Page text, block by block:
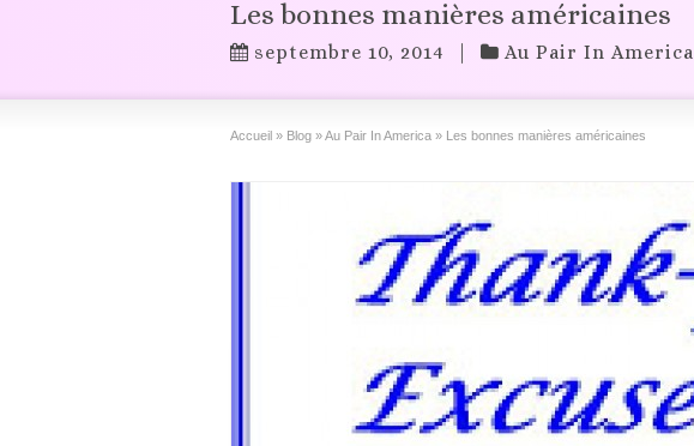
Les bonnes manières américaines
septembre 10, 2014 Au Pair In America
Accueil » Blog »Au Pair In America » Les bonnes manières américaines